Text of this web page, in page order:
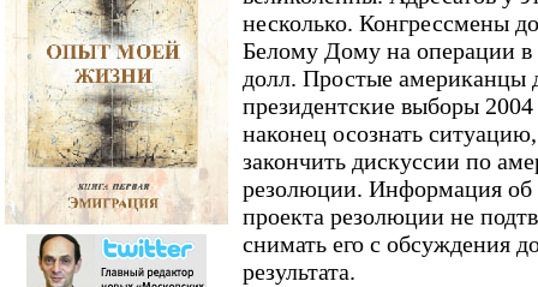
несколько. Конгрессмены
Белому Дому на операции
долл. Простые американцы
президентские выборы
наконец осознать
закончить дискуссии по
резолюции. Информация об
проекта резолюции не
снимать его с обсуждения
результата.